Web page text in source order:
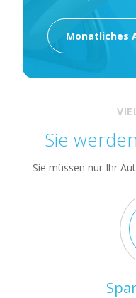
Monatliches
Sie
Sie müssen nur Ihr